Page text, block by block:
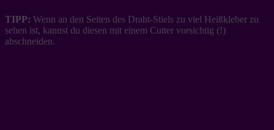
TIPP: Wenn an den Seiten des Draht-Stiels zu viel Heißkleber zu
sehen ist, kannst du diesen mit einem Cutter vorsichtig (!)
abschneiden.